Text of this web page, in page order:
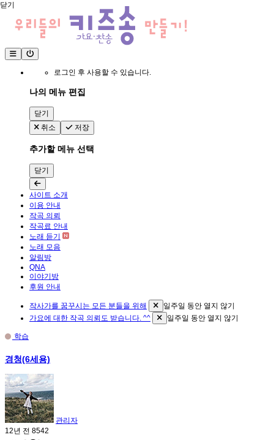
로그인 후 사용할 수 있습니다.
나의 메뉴 편집
닫기
취소
저장
추가할 메뉴 선택
닫기
사이트 소개
이용 안내
작곡 의뢰
작곡료 안내
노래 듣기
노래 모음
알림방
QNA
이야기방
후원 안내
작사가를 꿈꾸시는 모든 분들을 위해
일주일 동안 열지 않기
가요에 대한 작곡 의뢰도 받습니다. ^^
일주일 동안 열지 않기
학습
경청(6세용)
관리자
12년 전 8542
닫기